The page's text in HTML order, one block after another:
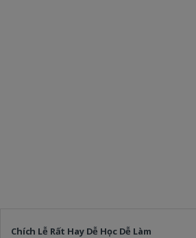
Chích Lễ Rất Hay Dễ Học Dễ Làm